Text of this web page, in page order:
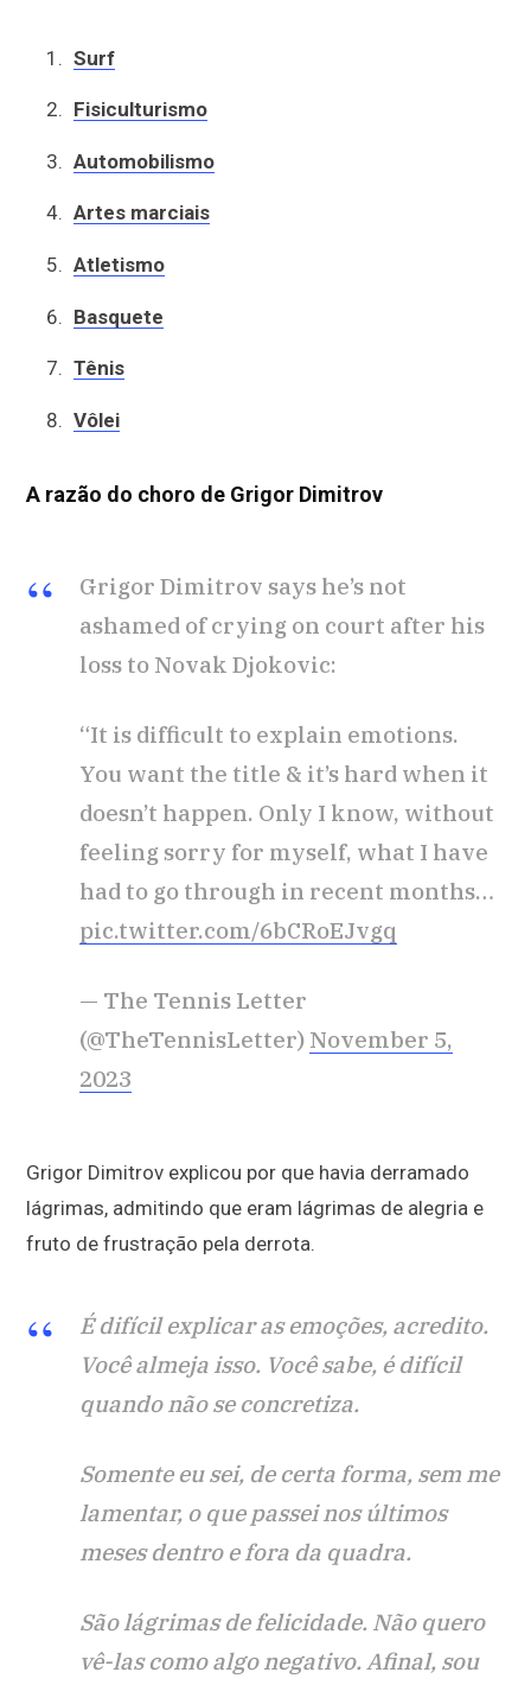
Surf
Fisiculturismo
Automobilismo
Artes marciais
Atletismo
Basquete
Tênis
Vôlei
A razão do choro de Grigor Dimitrov
Grigor Dimitrov says he’s not
ashamed of crying on court after his
loss to Novak Djokovic:
“It is difficult to explain emotions.
You want the title & it’s hard when it
doesn’t happen. Only I know, without
feeling sorry for myself, what I have
had to go through in recent months…
pic.twitter.com/6bCRoEJvgq
— The Tennis Letter
(@TheTennisLetter) November 5,
2023
Grigor Dimitrov explicou por que havia derramado
lágrimas, admitindo que eram lágrimas de alegria e
fruto de frustração pela derrota.
É difícil explicar as emoções, acredito.
Você almeja isso. Você sabe, é difícil
quando não se concretiza.
Somente eu sei, de certa forma, sem me
lamentar, o que passei nos últimos
meses dentro e fora da quadra.
São lágrimas de felicidade. Não quero
vê-las como algo negativo. Afinal, sou